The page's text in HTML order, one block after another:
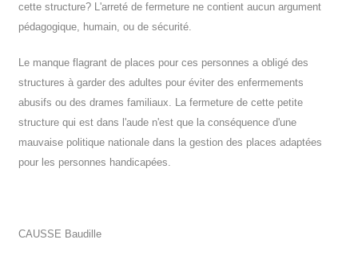
cette structure? L'arreté de fermeture ne contient aucun argument
pédagogique, humain, ou de sécurité.
Le manque flagrant de places pour ces personnes a obligé des
structures à garder des adultes pour éviter des enfermements
abusifs ou des drames familiaux. La fermeture de cette petite
structure qui est dans l'aude n'est que la conséquence d'une
mauvaise politique nationale dans la gestion des places adaptées
pour les personnes handicapées.
CAUSSE Baudille